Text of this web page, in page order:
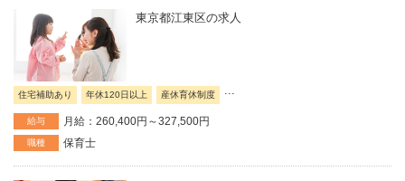
東京都江東区の求人
住宅補助あり 年休120日以上 産休育休制度 ...
給与 月給：260,400円～327,500円
職種 保育士